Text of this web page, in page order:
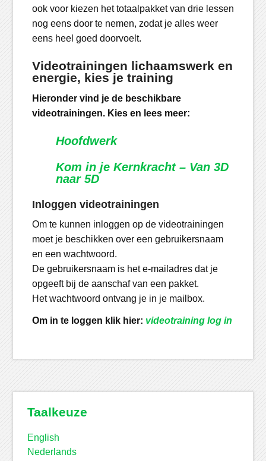
ook voor kiezen het totaalpakket van drie lessen
nog eens door te nemen, zodat je alles weer
eens heel goed doorvoelt.
Videotrainingen lichaamswerk en
energie, kies je training
Hieronder vind je de beschikbare
videotrainingen. Kies en lees meer:
Hoofdwerk
Kom in je Kernkracht – Van 3D
naar 5D
Inloggen videotrainingen
Om te kunnen inloggen op de videotrainingen
moet je beschikken over een gebruikersnaam
en een wachtwoord.
De gebruikersnaam is het e-mailadres dat je
opgeeft bij de aanschaf van een pakket.
Het wachtwoord ontvang je in je mailbox.
Om in te loggen klik hier: videotraining log in
Taalkeuze
English
Nederlands